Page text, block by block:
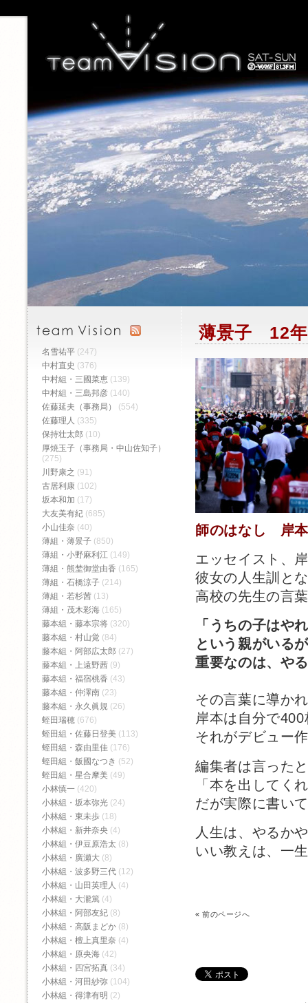
薄景子 12年
師のはなし 岸
エッセイスト、
彼女の人生訓と
高校の先生の言
「うちの子はや
という親がいる
重要なのは、や
その言葉に導か
岸本は自分で
それがデビュー
編集者は言った
「本を出してく
だが実際に書い
人生は、やるか
いい教えは、一
«前のページへ
名雪祐平 (247)
中村直史 (376)
中村組・三國菜恵 (139)
中村組・三島邦彦 (140)
佐藤延夫（事務局）
(554)
佐藤理人 (335)
保持壮太郎 (10)
厚焼玉子（事務局・中山佐知子）
(275)
川野康之 (91)
古居利康 (102)
坂本和加 (17)
大友美有紀 (685)
小山佳奈 (40)
薄組・薄景子 (850)
薄組・小野麻利江 (149)
薄組・熊埜御堂由香 (165)
薄組・石橋涼子 (214)
薄組・若杉茜 (13)
薄組・茂木彩海 (165)
藤本組・藤本宗将 (320)
藤本組・村山覚 (84)
藤本組・阿部広太郎 (27)
藤本組・上遠野茜 (9)
藤本組・福宿桃香‬ (43)
藤本組・仲澤南 (23)
藤本組・永久眞規 (26)
蛭田瑞穂 (676)
蛭田組・佐藤日登美 (113)
蛭田組・森由里佳 (176)
蛭田組・飯國なつき (52)
蛭田組・星合摩美 (49)
小林慎一 (420)
小林組・坂本弥光 (24)
小林組・東未歩 (18)
小林組・新井奈央 (4)
小林組・伊豆原浩太 (8)
小林組・廣瀬大 (8)
小林組・波多野三代 (12)
小林組・山田英理人 (4)
小林組・大瀧篤 (4)
小林組・阿部友紀 (8)
小林組・高阪まどか (8)
小林組・檀上真里奈 (4)
小林組・原央海 (42)
小林組・四宮拓真 (34)
小林組・河田紗弥 (104)
小林組・得津有明 (2)